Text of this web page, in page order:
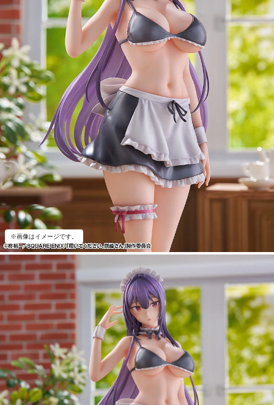
※画像はイメージです。